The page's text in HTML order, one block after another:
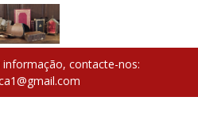
informação, contacte-nos: